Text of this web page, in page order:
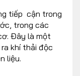
tiếp cận trong
trong các
Đây là một
khí thải độc
liệu.